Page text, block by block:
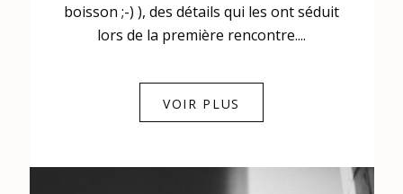
boisson ;-) ), des détails qui les ont séduit
lors de la première rencontre....
VOIR PLUS